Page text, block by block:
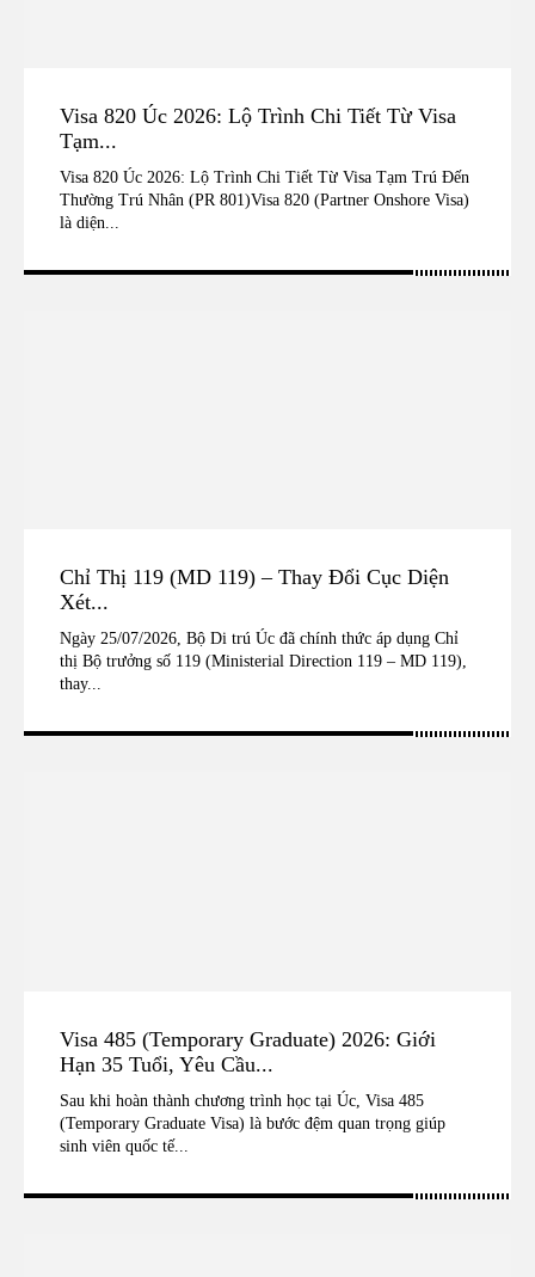
Visa 820 Úc 2026: Lộ Trình Chi Tiết Từ Visa
Tạm...
Visa 820 Úc 2026: Lộ Trình Chi Tiết Từ Visa Tạm Trú Đến
Thường Trú Nhân (PR 801)Visa 820 (Partner Onshore Visa)
là diện...
Chỉ Thị 119 (MD 119) – Thay Đổi Cục Diện
Xét...
Ngày 25/07/2026, Bộ Di trú Úc đã chính thức áp dụng Chỉ
thị Bộ trưởng số 119 (Ministerial Direction 119 – MD 119),
thay...
Visa 485 (Temporary Graduate) 2026: Giới
Hạn 35 Tuổi, Yêu Cầu...
Sau khi hoàn thành chương trình học tại Úc, Visa 485
(Temporary Graduate Visa) là bước đệm quan trọng giúp
sinh viên quốc tế...